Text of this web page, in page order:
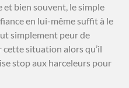
bien souvent, le simple
en lui-même suffit à le
simplement peur de
situation alors qu’il
stop aux harceleurs pour